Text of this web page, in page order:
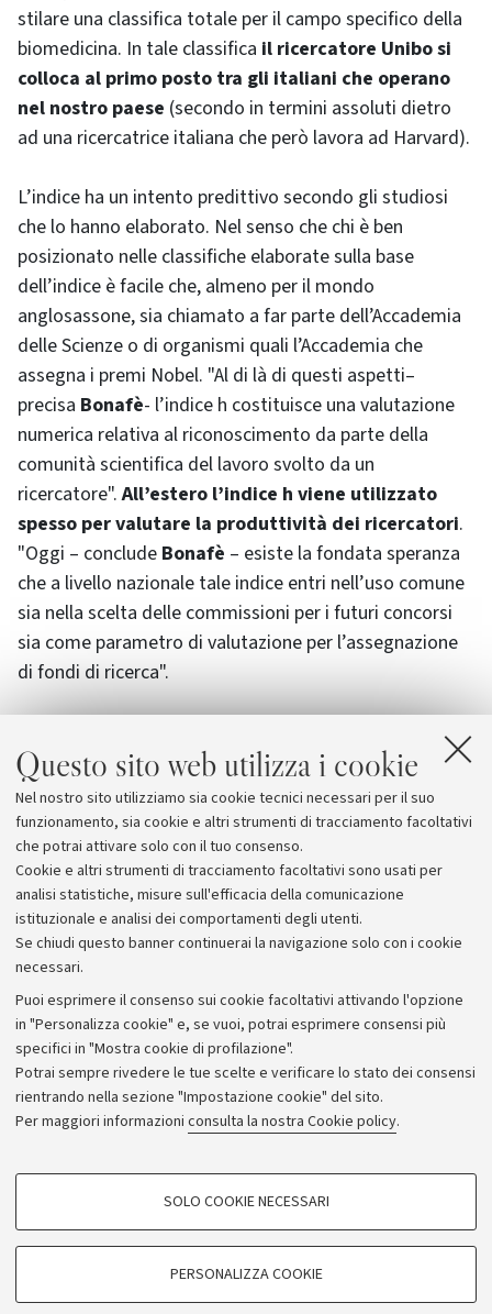
Questo sito web utilizza i cookie
Nel nostro sito utilizziamo sia cookie tecnici necessari per il suo
funzionamento, sia cookie e altri strumenti di tracciamento facoltativi
che potrai attivare solo con il tuo consenso.
Cookie e altri strumenti di tracciamento facoltativi sono usati per
analisi statistiche, misure sull'efficacia della comunicazione
istituzionale e analisi dei comportamenti degli utenti.
Se chiudi questo banner continuerai la navigazione solo con i cookie
necessari.
Puoi esprimere il consenso sui cookie facoltativi attivando l'opzione
in "Personalizza cookie" e, se vuoi, potrai esprimere consensi più
specifici in "Mostra cookie di profilazione".
Potrai sempre rivedere le tue scelte e verificare lo stato dei consensi
rientrando nella sezione "Impostazione cookie" del sito.
Per maggiori informazioni consulta la nostra Cookie policy.
COOKIE DI PROFILAZIONE - FACOLTATIVI
SOLO COOKIE NECESSARI
PERSONALIZZA COOKIE
stilare una classifica totale per il campo specifico della
biomedicina. In tale classifica il ricercatore Unibo si
colloca al primo posto tra gli italiani che operano
nel nostro paese (secondo in termini assoluti dietro
ad una ricercatrice italiana che però lavora ad Harvard).
L’indice ha un intento predittivo secondo gli studiosi
che lo hanno elaborato. Nel senso che chi è ben
posizionato nelle classifiche elaborate sulla base
dell’indice è facile che, almeno per il mondo
anglosassone, sia chiamato a far parte dell’Accademia
delle Scienze o di organismi quali l’Accademia che
assegna i premi Nobel. "Al di là di questi aspetti–
precisa Bonafè- l’indice h costituisce una valutazione
numerica relativa al riconoscimento da parte della
comunità scientifica del lavoro svolto da un
ricercatore".All’estero l’indice h viene utilizzato
spesso per valutare la produttività dei ricercatori.
"Oggi – conclude Bonafè – esiste la fondata speranza
che a livello nazionale tale indice entri nell’uso comune
sia nella scelta delle commissioni per i futuri concorsi
sia come parametro di valutazione per l’assegnazione
di fondi di ricerca".
Allegati
Ricerca su cancro al seno
Archivio
Comunicati stampa
Redazione
Rassegna stampa
© Copyright 2026 - ALMA MATER STUDIORUM - Università di